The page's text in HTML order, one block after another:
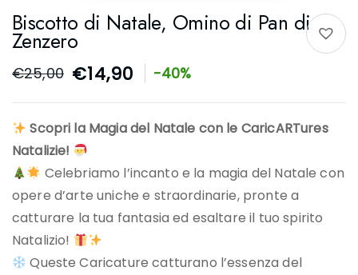
Biscotto di Natale, Omino di Pan di
Zenzero
€25,00 €14,90 -40%
Scopri la Magia del Natale con le CaricARTures
Natalizie!
Celebriamo l’incanto e la magia del Natale con
opere d’arte uniche e straordinarie, pronte a
catturare la tua fantasia ed esaltare il tuo spirito
Natalizio!
Queste Caricature catturano l’essenza del